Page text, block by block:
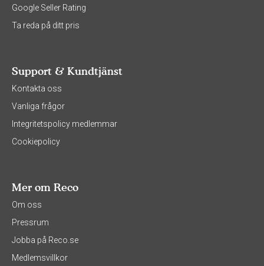
Google Seller Rating
Ta reda på ditt pris
Support & Kundtjänst
Kontakta oss
Vanliga frågor
Integritetspolicy medlemmar
Cookiepolicy
Mer om Reco
Om oss
Pressrum
Jobba på Reco.se
Medlemsvillkor